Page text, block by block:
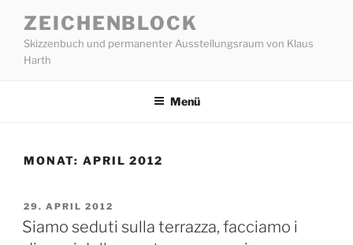
Inhalt
springen
ZEICHENBLOCK
Skizzenbuch und permanenter Ausstellungsraum von Klaus
Harth
Menü
MONAT: APRIL 2012
VERÖFFENTLICHT
AM
29. APRIL 2012
Siamo seduti sulla terrazza, facciamo i